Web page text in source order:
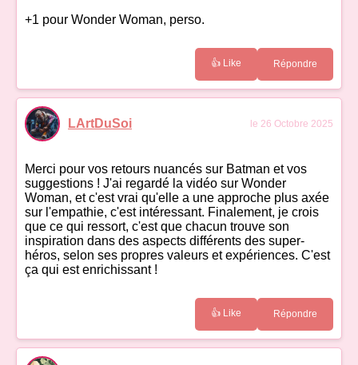
+1 pour Wonder Woman, perso.
👍 Like Répondre
LArtDuSoi le 26 Octobre 2025
Merci pour vos retours nuancés sur Batman et vos
suggestions ! J'ai regardé la vidéo sur Wonder
Woman, et c'est vrai qu'elle a une approche plus axée
sur l'empathie, c'est intéressant. Finalement, je crois
que ce qui ressort, c'est que chacun trouve son
inspiration dans des aspects différents des super-
héros, selon ses propres valeurs et expériences. C'est
ça qui est enrichissant !
👍 Like Répondre